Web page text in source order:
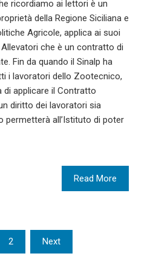
ricordiamo ai lettori è un
della Regione Siciliana e
Agricole, applica ai suoi
che è un contratto di
Fin da quando il Sinalp ha
i lavoratori dello Zootecnico,
di applicare il Contratto
diritto dei lavoratori sia
permetterà all’Istituto di poter
Read More
2 Next